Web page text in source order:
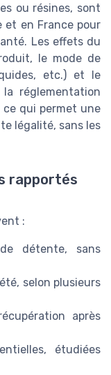
ou résines, sont
et en France pour
Les effets du
le mode de
etc.) et le
réglementation
ce qui permet une
légalité, sans les
rapportés
:
détente, sans
selon plusieurs
après
étudiées